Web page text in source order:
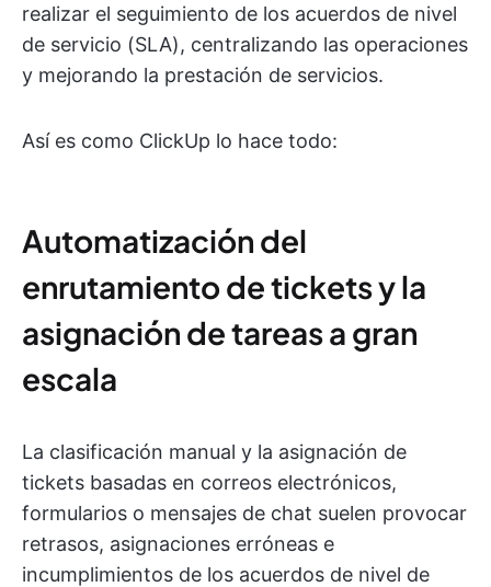
realizar el seguimiento de los acuerdos de nivel
de servicio (SLA), centralizando las operaciones
y mejorando la prestación de servicios.
Así es como ClickUp lo hace todo:
Automatización del
enrutamiento de tickets y la
asignación de tareas a gran
escala
La clasificación manual y la asignación de
tickets basadas en correos electrónicos,
formularios o mensajes de chat suelen provocar
retrasos, asignaciones erróneas e
incumplimientos de los acuerdos de nivel de